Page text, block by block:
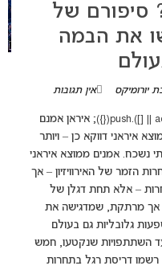
סיפורם של
את הבמה
יורומיקס אין תגובות
(adsbygoogle = window.adsbygoogle || []).push({}); איראן אמנם
איראני דווקא כן – ויותר
אמנים ממוצא איראני
הזמר של האירוויזיון – אך
– אלא תחת דגלן של
אך מרתקת, שמדגישה את
גלובליות גם בעולם
השתתפויות שנקטעו, חמש
רשמו דריסת רגל בתחרות